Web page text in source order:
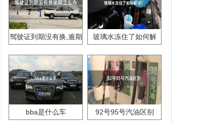
驾驶证到期没有换,逾期
玻璃水冻住了如何解
bba是什么车 92号95号汽油区别